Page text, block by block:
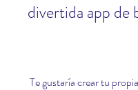
divertida app de